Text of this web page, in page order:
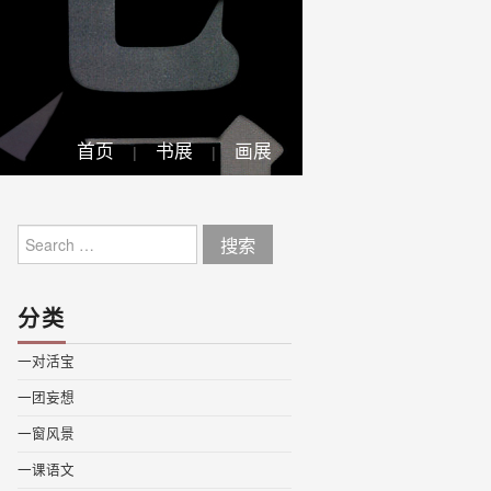
首页 书展 画展
for:
分类
一对活宝
一团妄想
一窗风景
一课语文